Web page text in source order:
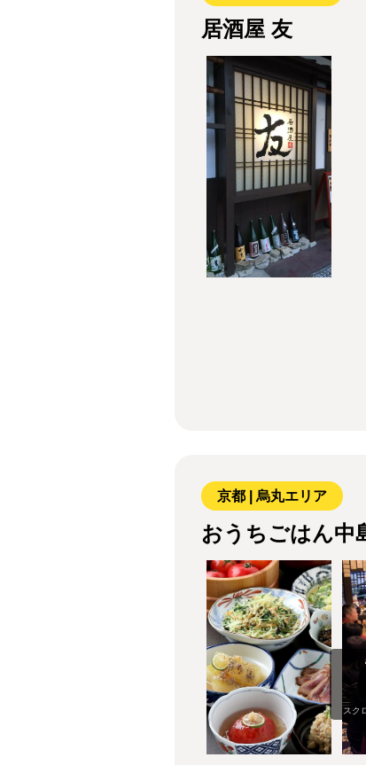
居酒屋 友
京都 | 烏丸エリア
おうちごはん中
スク